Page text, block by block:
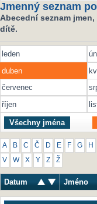
Jmenný seznam
Abecední seznam
dítě.
leden
duben
červenec
říjen
Všechny jména
A B C Č D E F G H
V W X Y Z Ž
Datum Jméno